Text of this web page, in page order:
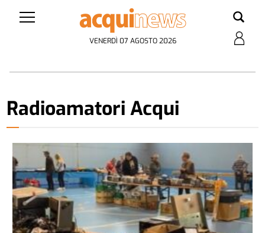
VENERDÌ 07 AGOSTO 2026
Radioamatori Acqui